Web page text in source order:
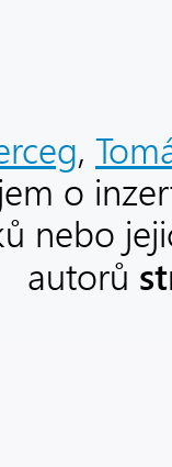
,
o
nebo
autorů